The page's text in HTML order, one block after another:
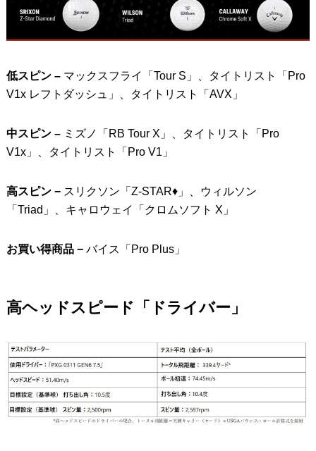
低スピン – マックスフライ「Tour S」、タイトリスト「Pro
V1x レフトダッシュ」、タイトリスト「AVX」
中スピン –ミズノ「RB Tour X」、タイトリスト「Pro
V1x」、タイトリスト「Pro V1」
高スピン −スリクソン「Z-STAR♦」、ウィルソン
「Triad」、キャロウェイ「クロムソフト X」
お買い得商品 −バイス「Pro Plus」
高ヘッドスピード「ドライバー」